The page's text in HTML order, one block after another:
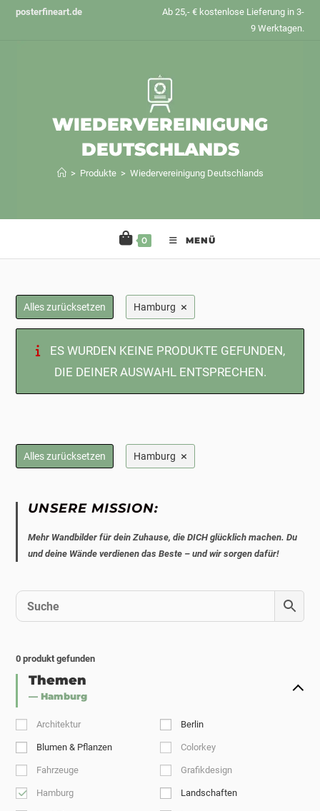
Zumposterfineart.de
Ab 25,- € kostenlose Lieferung in 3-
9 Werktagen.
WIEDERVEREINIGUNG
DEUTSCHLANDS
> Produkte > Wiedervereinigung Deutschlands
0 MENÜ
Alles zurücksetzen Hamburg ×
ES WURDEN KEINE PRODUKTE GEFUNDEN,
DIE DEINER AUSWAHL ENTSPRECHEN.
Alles zurücksetzen Hamburg ×
UNSERE MISSION:
Mehr Wandbilder für dein Zuhause, die DICH glücklich machen. Du
und deine Wände verdienen das Beste – und wir sorgen dafür!
0 produkt gefunden
Themen
— Hamburg
Architektur Berlin
Blumen & Pflanzen Colorkey
Fahrzeuge Grafikdesign
Hamburg Landschaften